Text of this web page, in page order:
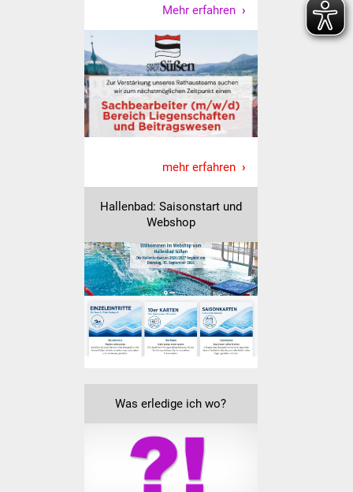
Freundeskreis Asyl
Ukraine-Hilfe
Wohnen
Bauen in Süßen
Haushalt & Infos
Wirtschaftsförderung
Gewerbeimmobilien
Öffentliche
Ausschreibung
Mehr erfahren
mehr erfahren
Hallenbad: Saisonstart und
Webshop
Was erledige ich wo?